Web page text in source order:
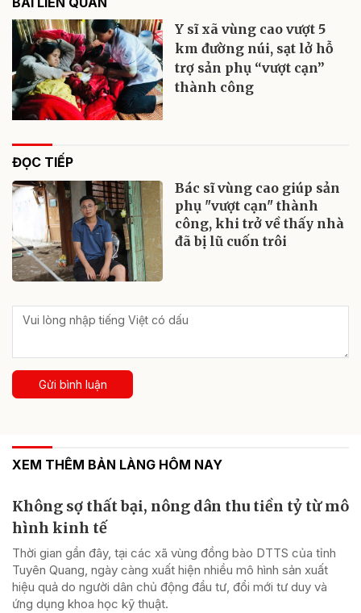
Y sĩ xã vùng cao vượt 5
km đường núi, sạt lở hỗ
trợ sản phụ “vượt cạn”
thành công
ĐỌC TIẾP
Bác sĩ vùng cao giúp sản
phụ "vượt cạn" thành
công, khi trở về thấy nhà
đã bị lũ cuốn trôi
Gửi bình luận
XEM THÊM BẢN LÀNG HÔM NAY
Không sợ thất bại, nông dân thu tiền tỷ từ mô
hình kinh tế
Thời gian gần đây, tại các xã vùng đồng bào DTTS của tỉnh
Tuyên Quang, ngày càng xuất hiện nhiều mô hình sản xuất
hiệu quả do người dân chủ động đầu tư, đổi mới tư duy và
ứng dụng khoa học kỹ thuật.